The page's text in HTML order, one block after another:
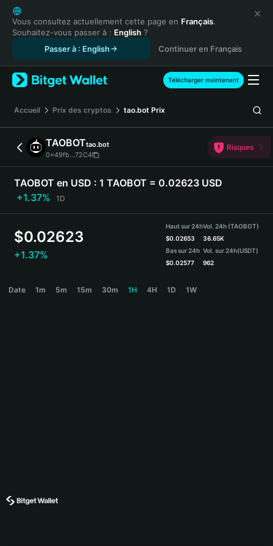
English
日本語
Tiếng Việt
Español (Latinoamérica)
Türkçe
Français
Deutsch
简体中文
繁體中文
Português (Portugal)
Bahasa Indonesia
ภาษาไทย
हिन्दी
Español
Português (Brasil)
Vous consultez actuellement cette page en Français.
Souhaitez-vous passer à : English ?
Passer à : English
Continuer en Français
Télécharger maintenant
Accueil Prix des cryptos tao.bot Prix
TAOBOTtao.bot
0x49fb...72C4
Risques
TAOBOT en USD : 1 TAOBOT = 0.02623 USD
+1.37%
1D
$0.02623
+1.37%
Haut sur 24h
$0.02653
Bas sur 24h
$0.02577
Vol. 24h (TAOBOT)
36.65K
Vol. sur 24h(USDT)
962
Date 1m 5m 15m 30m 1H 4H 1D 1W